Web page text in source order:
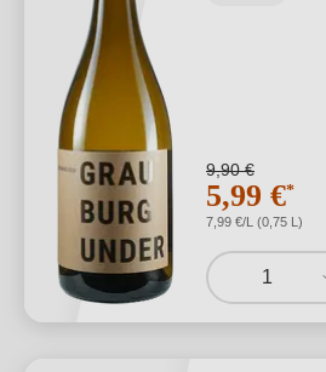
9,90 €
5,99 €*
7,99 €/L (0,75 L)
1